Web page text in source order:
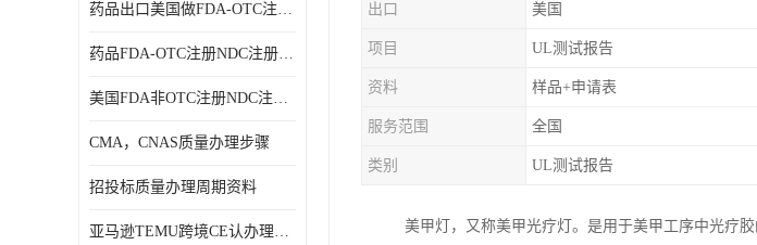
RCM，C-TICK，SAA
商标专利办理
药品出口美国做FDA-OTC注册NDC注册周期时间
药品FDA-OTC注册NDC注册办理资料
美国FDA非OTC注册NDC注册办理流程
CMA，CNAS质量办理步骤
招投标质量办理周期资料
亚马逊TEMU跨境CE认办理流程周期
出口 美国
项目 UL测试报告
资料 样品+申请表
服务范围 全国
类别 UL测试报告
美甲灯，又称美甲光疗灯。是用于美甲工序中光疗